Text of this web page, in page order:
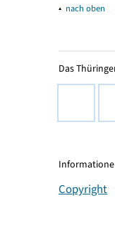
▴ nach oben
Das
Copyright